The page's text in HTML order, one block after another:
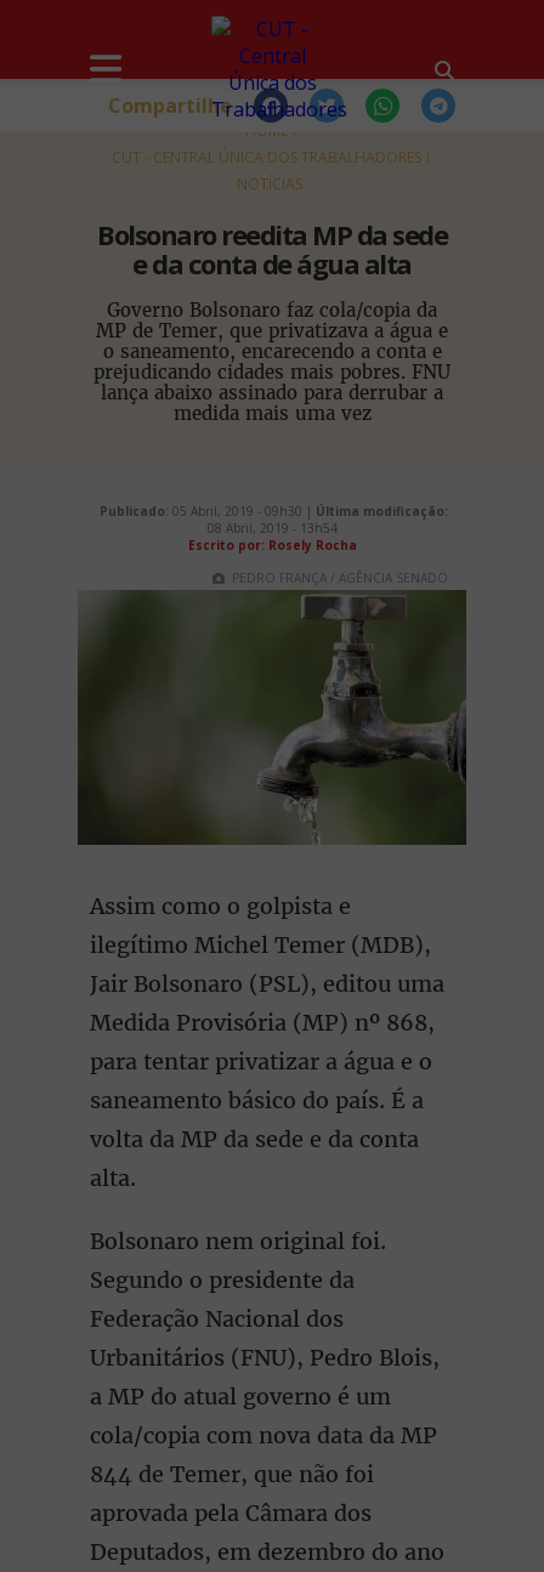
HOME
CUT - CENTRAL ÚNICA DOS TRABALHADORES
NOTÍCIAS
Bolsonaro reedita MP da sede
e da conta de água alta
Governo Bolsonaro faz cola/copia da
MP de Temer, que privatizava a água e
o saneamento, encarecendo a conta e
prejudicando cidades mais pobres. FNU
lança abaixo assinado para derrubar a
medida mais uma vez
Compartilhe
Publicado: 05 Abril, 2019 - 09h30 | Última modificação:
08 Abril, 2019 - 13h54
Escrito por: Rosely Rocha
PEDRO FRANÇA / AGÊNCIA SENADO
Assim como o golpista e
ilegítimo Michel Temer (MDB),
Jair Bolsonaro (PSL), editou uma
Medida Provisória (MP) nº 868,
para tentar privatizar a água e o
saneamento básico do país. É a
volta da MP da sede e da conta
alta.
Bolsonaro nem original foi.
Segundo o presidente da
Federação Nacional dos
Urbanitários (FNU), Pedro Blois,
a MP do atual governo é um
cola/copia com nova data da MP
844 de Temer, que não foi
aprovada pela Câmara dos
Deputados, em dezembro do ano